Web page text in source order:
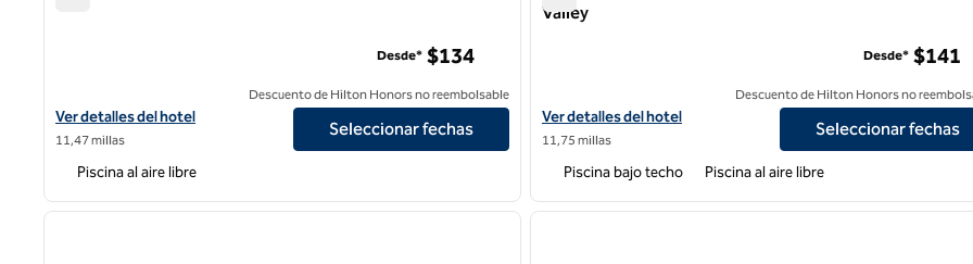
Ver detalles del hotel Hilton San Diego Mission Valley
Ver detalles del hotel
11,47 millas
Desde* $134
Descuento de Hilton Honors no reembolsable
Seleccionar fechas
Piscina al aire libre
Valley
Ver detalles del hotel DoubleTree by Hilton San Diego - Mission
Ver detalles del hotel
11,75 millas
Desde* $141
Descuento de Hilton Honors no
Seleccionar fechas
Piscina bajo techo Piscina al aire libre
1 de 12
siguiente imagen
1 de 12